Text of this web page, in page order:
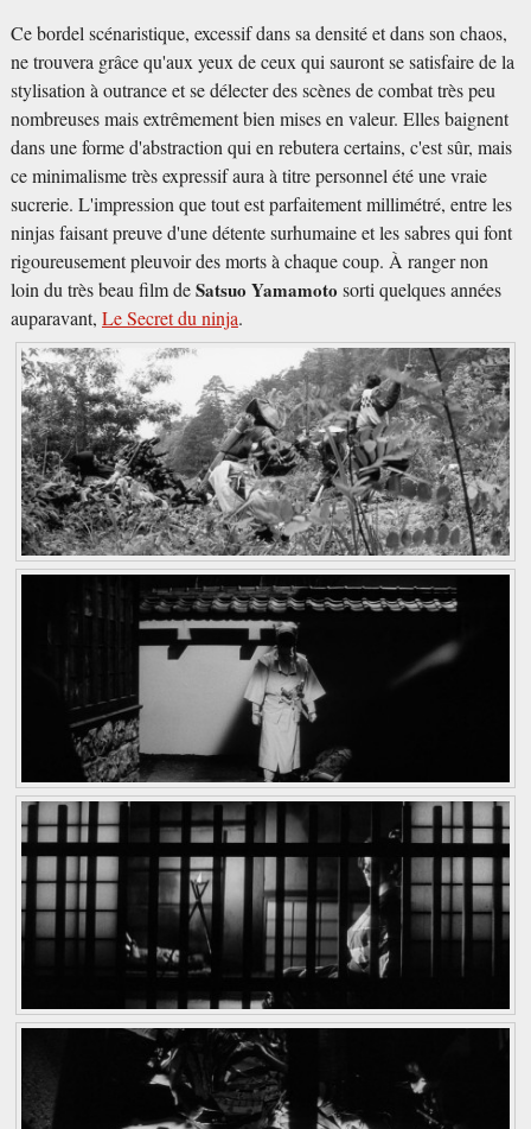
Ce bordel scénaristique, excessif dans sa densité et dans son chaos,
ne trouvera grâce qu'aux yeux de ceux qui sauront se satisfaire de la
stylisation à outrance et se délecter des scènes de combat très peu
nombreuses mais extrêmement bien mises en valeur. Elles baignent
dans une forme d'abstraction qui en rebutera certains, c'est sûr, mais
ce minimalisme très expressif aura à titre personnel été une vraie
sucrerie. L'impression que tout est parfaitement millimétré, entre les
ninjas faisant preuve d'une détente surhumaine et les sabres qui font
rigoureusement pleuvoir des morts à chaque coup. À ranger non
loin du très beau film deSatsuo Yamamoto sorti quelques années
auparavant, Le Secret du ninja.